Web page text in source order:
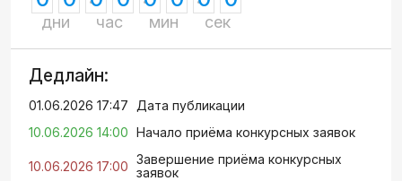
дни час мин сек
Дедлайн:
01.06.2026 17:47
Дата публикации
10.06.2026 14:00 Начало приёма конкурсных заявок
10.06.2026 17:00 Завершение приёма конкурсных
заявок